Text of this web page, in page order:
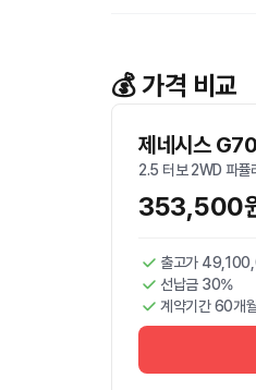
💰 가격 비교
제네시스
2.5 터보 2WD 파퓰
353,500
출고가
선납금 30%
계약기간 60개월